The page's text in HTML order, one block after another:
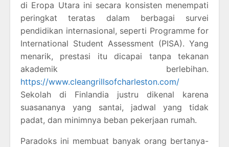
di Eropa Utara ini secara konsisten menempati
peringkat teratas dalam berbagai survei
pendidikan internasional, seperti Programme for
International Student Assessment (PISA). Yang
menarik, prestasi itu dicapai tanpa tekanan
akademik berlebihan.
https://www.cleangrillsofcharleston.com/
Sekolah di Finlandia justru dikenal karena
suasananya yang santai, jadwal yang tidak
padat, dan minimnya beban pekerjaan rumah.
Paradoks ini membuat banyak orang bertanya-